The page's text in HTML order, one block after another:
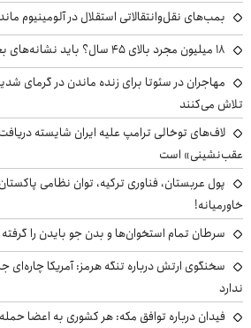
بمب‌های نقل‌وانتقالاتی استقلال در آلومینیوم
۱۸ میلیون مجرد بالای ۴۵ سال؟ باید نشانه‌های بحران اجتماعی را جدی گرفت
مهاجران در سئوتا برای زنده ماندن در گرمای
تلاش می‌کنند
لاف‌های توخالی ترامپ علیه ایران شایسته
عقب‌نشینی» است
پول عربستان، فناوری ترکیه، توان نظامی
خاورمیانه!
سرطان تمام استخوان‌ها و بدن جو بایدن را
سخنگوی ارتش درباره تنگه هرمز: آمریکا
ندارد
فیدان درباره توافق مکه: هر کشوری به اعضا